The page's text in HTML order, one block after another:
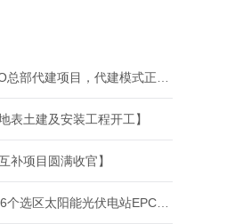
【湖南设计签约赞比亚CAMCO总部代建项目，代建模式正式出海】
表土建及安装工程开工】
补项目圆满收官】
【江西国际公司中标赞比亚156个选区太阳能光伏电站EPC总承包项目两个标段】